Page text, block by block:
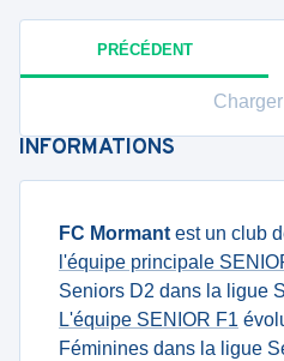
PRÉCÉDENT
INFORMATIONS
FC Mormant est un club
l'équipe principale
Seniors D2 dans la ligue
L'équipe SENIOR F1
Féminines dans la ligue